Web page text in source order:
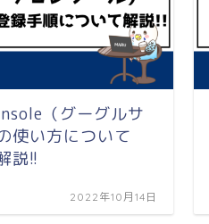
（グーグルサ
使い方について
説!!
2022年10月14日